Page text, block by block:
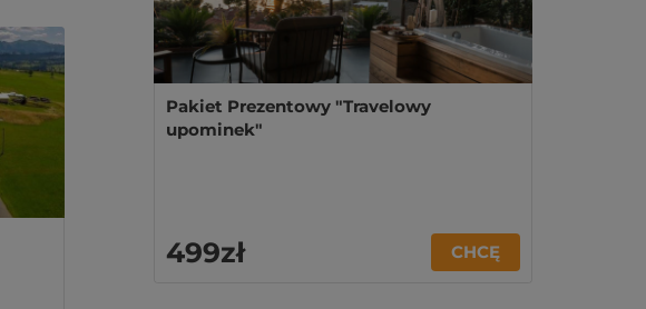
Pakiet Prezentowy "Travelowy
upominek"
499zł CHCĘ